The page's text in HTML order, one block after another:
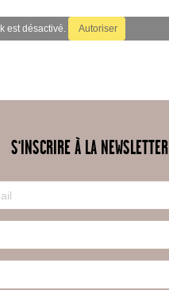
est désactivé. Autoriser
S'INSCRIRE À LA NEWSLETTER